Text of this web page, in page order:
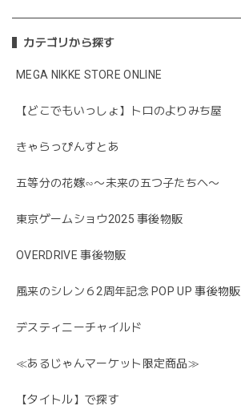
カテゴリから探す
MEGA NIKKE STORE ONLINE
【どこでもいっしょ】トロのよりみち屋
きゃらっぴんすとあ
五等分の花嫁∽〜未来の五つ子たちへ〜
東京ゲームショウ2025 事後物販
OVERDRIVE 事後物販
風来のシレン６2周年記念 POP UP 事後物販
デスティニーチャイルド
≪あるじゃんマーケット限定商品≫
【タイトル】で探す